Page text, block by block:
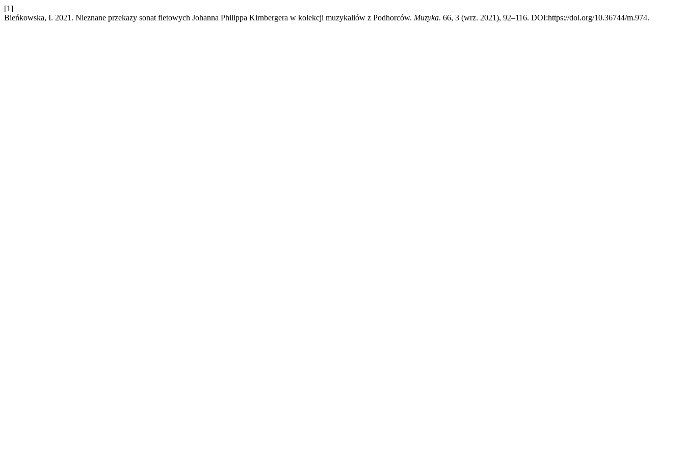
[1]
Bieńkowska, I. 2021. Nieznane przekazy sonat fletowych Johanna Philippa Kirnbergera w kolekcji muzykaliów z Podhorców. Muzyka. 66, 3 (wrz. 2021), 92–116. DOI:https://doi.org/10.36744/m.974.